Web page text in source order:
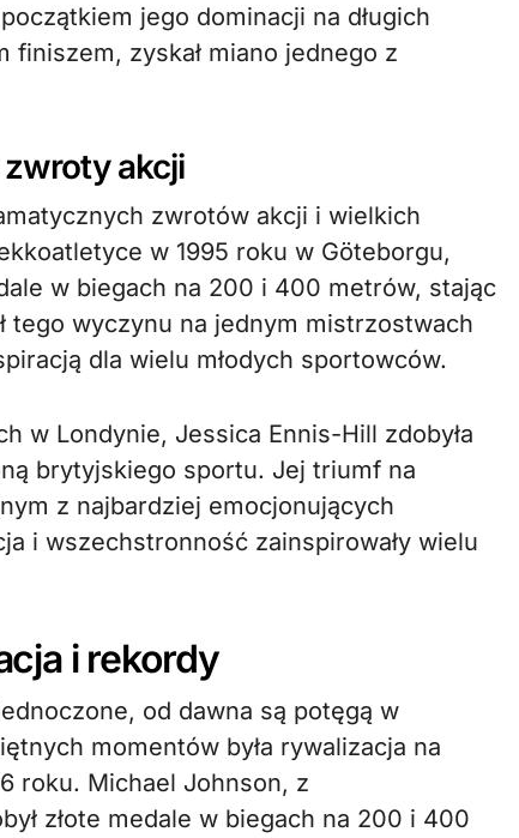
jego dominacji na długich
zyskał miano jednego z
akcji
zwrotów akcji i wielkich
w 1995 roku w Göteborgu,
w biegach na 200 i 400 metrów, stając
tego wyczynu na jednym mistrzostwach
dla wielu młodych sportowców.
w Londynie, Jessica Ennis-Hill zdobyła
brytyjskiego sportu. Jej triumf na
z najbardziej emocjonujących
i wszechstronność zainspirowały wielu
i rekordy
od dawna są potęgą w
momentów była rywalizacja na
roku. Michael Johnson, z
złote medale w biegach na 200 i 400